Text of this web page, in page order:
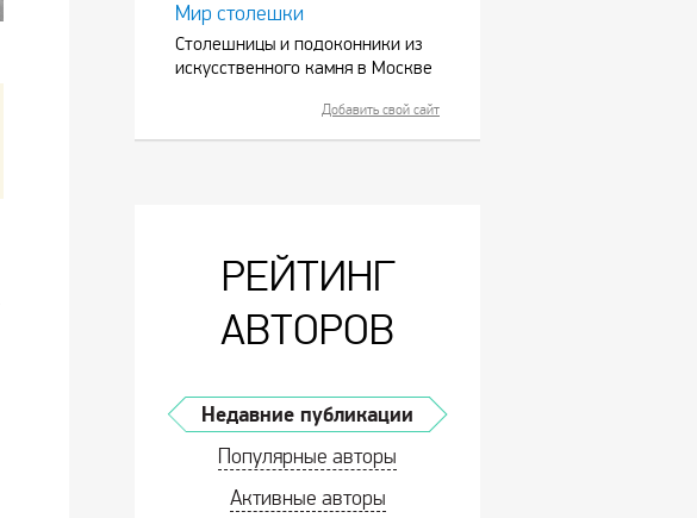
Мир столешки
Столешницы и подоконники из
искусственного камня в Москве
Добавить свой сайт
РЕЙТИНГ
АВТОРОВ
Недавние публикации
Популярные авторы
Активные авторы